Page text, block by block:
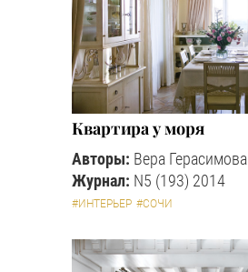
Квартира у моря
Авторы: Вера Герасимова
Журнал: N5 (193) 2014
#ИНТЕРЬЕР #СОЧИ